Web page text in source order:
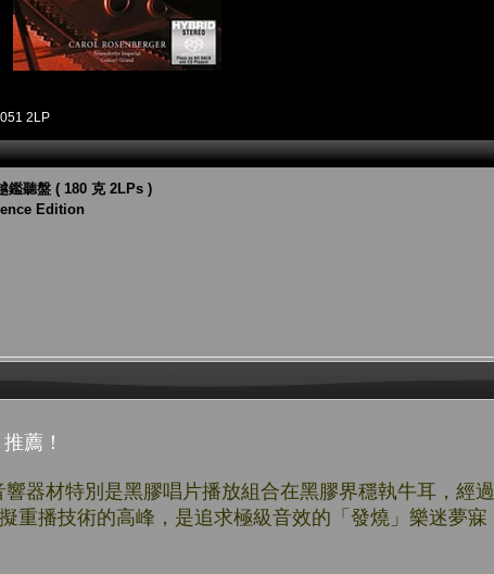
2LP
鑑聽盤 ( 180 克 2LPs )
Edition
薦！
器材特別是黑膠唱片播放組合在黑膠界穩執牛耳，經過
重播技術的高峰，是追求極級音效的「發燒」樂迷夢寐